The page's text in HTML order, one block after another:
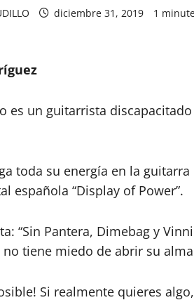
diciembre 31, 2019 1
es un guitarrista
toda su energía en la
española “Display of Power”.
“Sin Pantera, Dimebag y
no tiene miedo de abrir su
Si realmente quieres